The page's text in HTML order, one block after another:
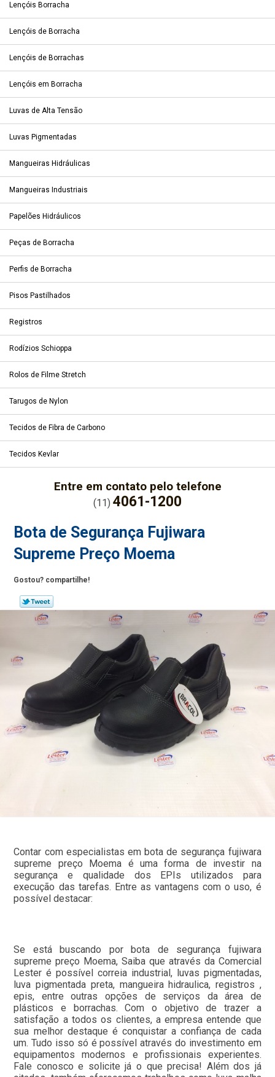
Lençóis Borracha
Lençóis de Borracha
Lençóis de Borrachas
Lençóis em Borracha
Luvas de Alta Tensão
Luvas Pigmentadas
Mangueiras Hidráulicas
Mangueiras Industriais
Papelões Hidráulicos
Peças de Borracha
Perfis de Borracha
Pisos Pastilhados
Registros
Rodízios Schioppa
Rolos de Filme Stretch
Tarugos de Nylon
Tecidos de Fibra de Carbono
Tecidos Kevlar
Entre em contato pelo telefone
(11) 4061-1200
Bota de Segurança Fujiwara
Supreme Preço Moema
Gostou? compartilhe!
Contar com especialistas em bota de segurança fujiwara
supreme preço Moema é uma forma de investir na
segurança e qualidade dos EPIs utilizados para
execução das tarefas. Entre as vantagens com o uso, é
possível destacar:
Se está buscando por bota de segurança fujiwara
supreme preço Moema, Saiba que através da Comercial
Lester é possível correia industrial, luvas pigmentadas,
luva pigmentada preta, mangueira hidraulica, registros ,
epis, entre outras opções de serviços da área de
plásticos e borrachas. Com o objetivo de trazer a
satisfação a todos os clientes, a empresa entende que
sua melhor destaque é conquistar a confiança de cada
um. Tudo isso só é possível através do investimento em
equipamentos modernos e profissionais experientes.
Fale conosco e solicite já o que precisa! Além dos já